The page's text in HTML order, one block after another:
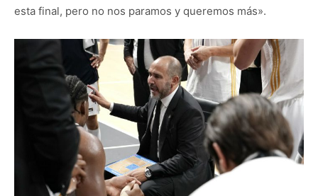
esta final, pero no nos paramos y queremos más».